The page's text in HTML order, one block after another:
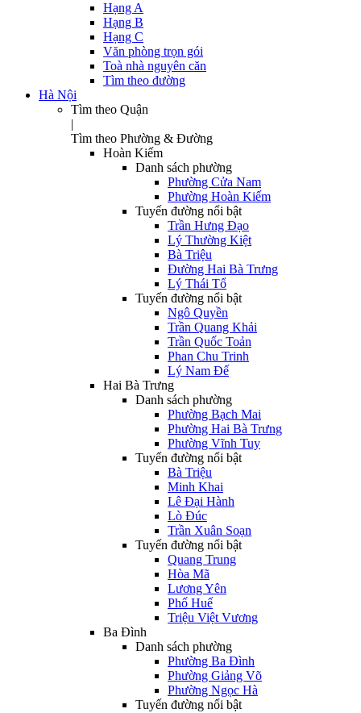
Hạng A
Hạng B
Hạng C
Văn phòng trọn gói
Toà nhà nguyên căn
Tìm theo đường
Hà Nội
Tìm theo Quận
|
Tìm theo Phường & Đường
Hoàn Kiếm
Danh sách phường
Phường Cửa Nam
Phường Hoàn Kiếm
Tuyến đường nổi bật
Trần Hưng Đạo
Lý Thường Kiệt
Bà Triệu
Đường Hai Bà Trưng
Lý Thái Tổ
Tuyến đường nổi bật
Ngô Quyền
Trần Quang Khải
Trần Quốc Toản
Phan Chu Trinh
Lý Nam Đế
Hai Bà Trưng
Danh sách phường
Phường Bạch Mai
Phường Hai Bà Trưng
Phường Vĩnh Tuy
Tuyến đường nổi bật
Bà Triệu
Minh Khai
Lê Đại Hành
Lò Đúc
Trần Xuân Soạn
Tuyến đường nổi bật
Quang Trung
Hòa Mã
Lương Yên
Phố Huế
Triệu Việt Vương
Ba Đình
Danh sách phường
Phường Ba Đình
Phường Giảng Võ
Phường Ngọc Hà
Tuyến đường nổi bật